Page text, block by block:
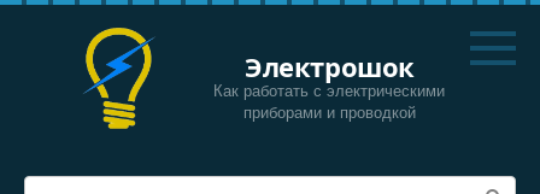
Перейти
Электрошок
Как работать с электрическими
приборами и проводкой
Поиск: